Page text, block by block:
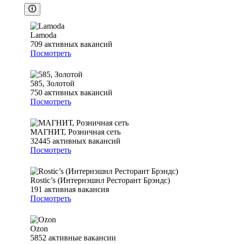
Lamoda
709 активных вакансий
Посмотреть
585, Золотой
750 активных вакансий
Посмотреть
МАГНИТ, Розничная сеть
32445 активных вакансий
Посмотреть
Rostic’s (Интернэшнл Ресторант Брэндс)
191 активная вакансия
Посмотреть
Ozon
5852 активные вакансии